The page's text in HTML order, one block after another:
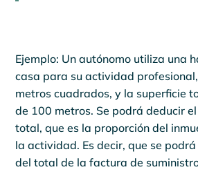
Ejemplo: Un autónomo utiliza una
casa para su actividad
metros cuadrados, y la superficie
de 100 metros. Se podrá deducir
total, que es la proporción del
la actividad. Es decir, que se
del total de la factura de